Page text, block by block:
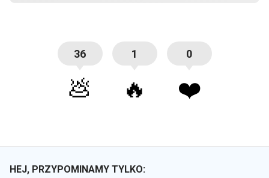
36
💩
1
🔥
0
❤️
HEJ, PRZYPOMINAMY TYLKO: